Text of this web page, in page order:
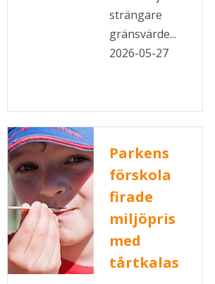
strängare
gränsvärde...
2026-05-27
Parkens
förskola
firade
miljöpris
med
tårtkalas